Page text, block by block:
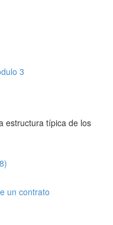
3
estructura típica de los
un contrato